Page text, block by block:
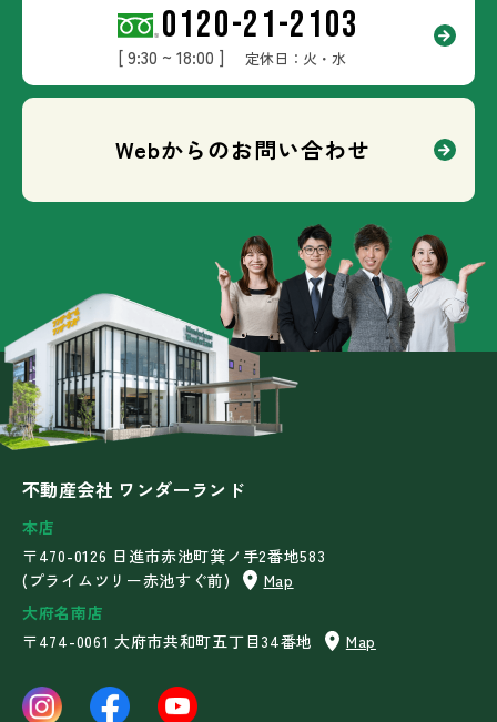
0120-21-2103
[ 9:30 ~ 18:00 ] 定休日：火・水
Webからのお問い合わせ
不動産会社 ワンダーランド
本店
〒470-0126 日進市赤池町箕ノ手2番地583
(プライムツリー赤池すぐ前)
Map
大府名南店
〒474-0061 大府市共和町五丁目34番地
Map